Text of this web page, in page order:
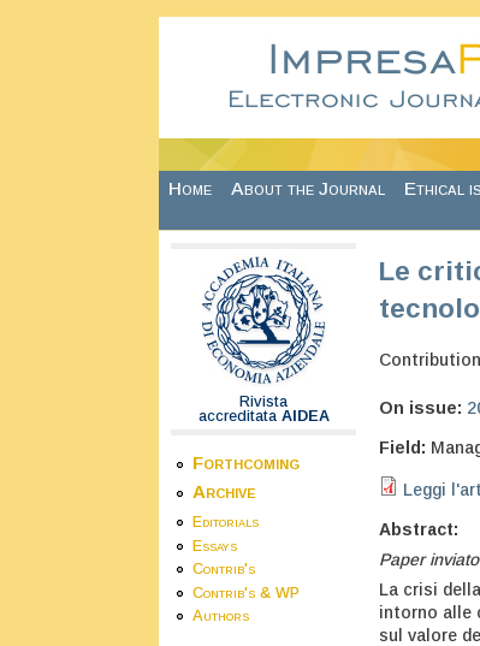
Home About the Journal Ethical
Rivista
accreditata AIDEA
Forthcoming
Archive
Editorials
Essays
Contrib's
Contrib's & WP
Authors
Le
On issue:
Field:
Leggi
Abstract:
Paper
La crisi
intorno alle
sul valore